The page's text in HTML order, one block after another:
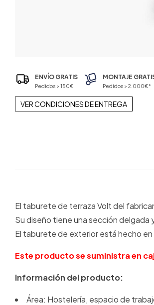
ENVÍO GRATIS
Pedidos > 150€
MONTAJE
Pedidos > 2.000€*
VER CONDICIONES DE ENTREGA
El taburete de terraza Volt del
Su diseño tieneuna sección delgada
El taburete de exterior está hecho
Este producto se suministra en
Información del producto:
Área: Hostelería, espacio de